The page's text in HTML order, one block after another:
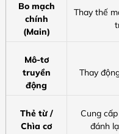
Bo mạch
chính
(Main)
Thay thế
Mô-tơ
truyền
động
Thay
Thẻ từ /
Chìa cơ
Cung
đánh